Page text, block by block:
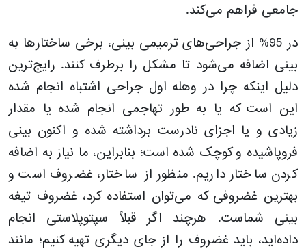
جامعی فراهم می‌کند.
در 95% از جراحی‌های ترمیمی بینی، برخی ساختارها به
بینی اضافه می‌شود تا مشکل را برطرف کنند. رایج‌ترین
دلیل اینکه چرا در وهله اول جراحی اشتباه انجام شده
این است که یا به طور تهاجمی انجام شده یا مقدار
زیادی و یا اجزای نادرست برداشته شده و اکنون بینی
فروپاشیده و کوچک شده است؛ بنابراین، ما نیاز به اضافه
کردن ساختار داریم. منظور از ساختار، غضروف است و
بهترین غضروفی که می‌توان استفاده کرد، غضروف تیغه
بینی شماست. هرچند اگر قبلاً سپتوپلاستی انجام
داده‌اید، باید غضروف را از جای دیگری تهیه کنیم؛ مانند